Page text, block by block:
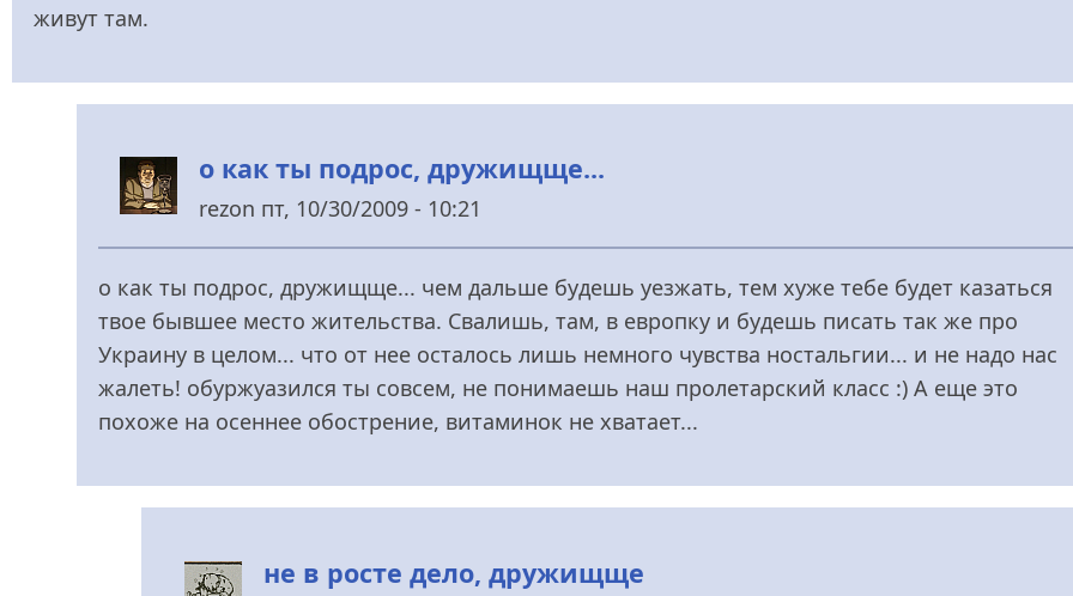
живут там.
о как ты подрос, дружищще...
rezon пт, 10/30/2009 - 10:21
У
до
каждый
город
від
Grabovskiy_
о как ты подрос, дружищще... чем дальше будешь уезжать, тем хуже тебе будет казаться
твое бывшее место жительства. Свалишь, там, в европку и будешь писать так же про
Украину в целом... что от нее осталось лишь немного чувства ностальгии... и не надо нас
жалеть! обуржуазился ты совсем, не понимаешь наш пролетарский класс :) А еще это
похоже на осеннее обострение, витаминок не хватает...
не в росте дело, дружищще